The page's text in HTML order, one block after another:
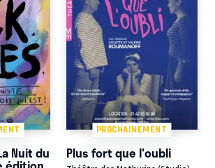
Nuit du
PROCHAINEMENT
Plus fort que l'oubli